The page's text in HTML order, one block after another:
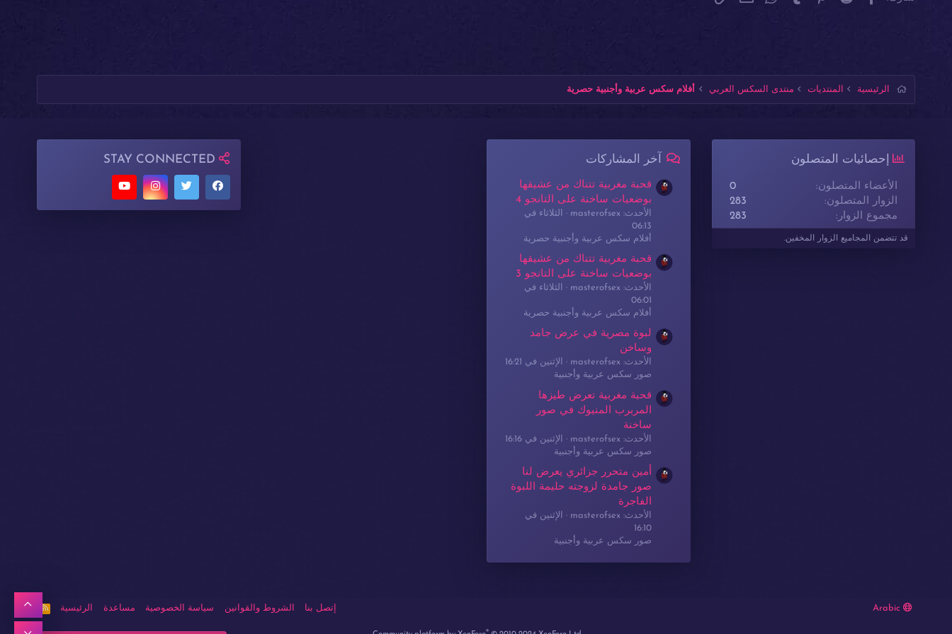
الرئيسية المنتديات منتدى السكس العربي أفلام سكس عربية وأجنبية حصرية
إحصائيات المتصلون
الأعضاء المتصلون
0
الزوار المتصلون
283
مجموع الزوار
283
قد تتضمن المجاميع الزوار المخفين.
آخر المشاركات
قحبة مغربية تتناك من عشيقها
بوضعيات ساخنة على التانجو 4
الأحدث: masterofsex
الثلاثاء في
06:13
أفلام سكس عربية وأجنبية حصرية
قحبة مغربية تتناك من عشيقها
بوضعيات ساخنة على التانجو 3
الأحدث: masterofsex
الثلاثاء في
06:01
أفلام سكس عربية وأجنبية حصرية
لبوة مصرية في عرض جامد
وساخن
الأحدث: masterofsex
الإثنين في 16:21
صور سكس عربية وأجنبية
قحبة مغربية تعرض طيزها
المربرب المنيوك في صور
ساخنة
الأحدث: masterofsex
الإثنين في 16:16
صور سكس عربية وأجنبية
أمين متحرر جزائري يعرض لنا
صور جامدة لزوجته حليمة اللبوة
الفاجرة
الأحدث: masterofsex
الإثنين في
16:10
صور سكس عربية وأجنبية
STAY CONNECTED
إتصل بنا الشروط والقوانين سياسة الخصوصية مساعدة الرئيسية
S
®
أعلى